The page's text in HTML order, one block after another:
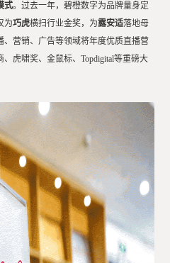
式。过去一年，碧橙数字为品牌量身定
为巧虎横扫行业金奖，为露安适落地母
营销、广告等领域将年度优质直播营
虎啸奖、金鼠标、Topdigital等重磅大